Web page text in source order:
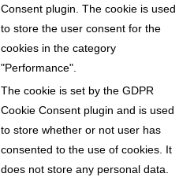
Consent plugin. The cookie is used
to store the user consent for the
cookies in the category
"Performance".
The cookie is set by the GDPR
Cookie Consent plugin and is used
to store whether or not user has
consented to the use of cookies. It
does not store any personal data.